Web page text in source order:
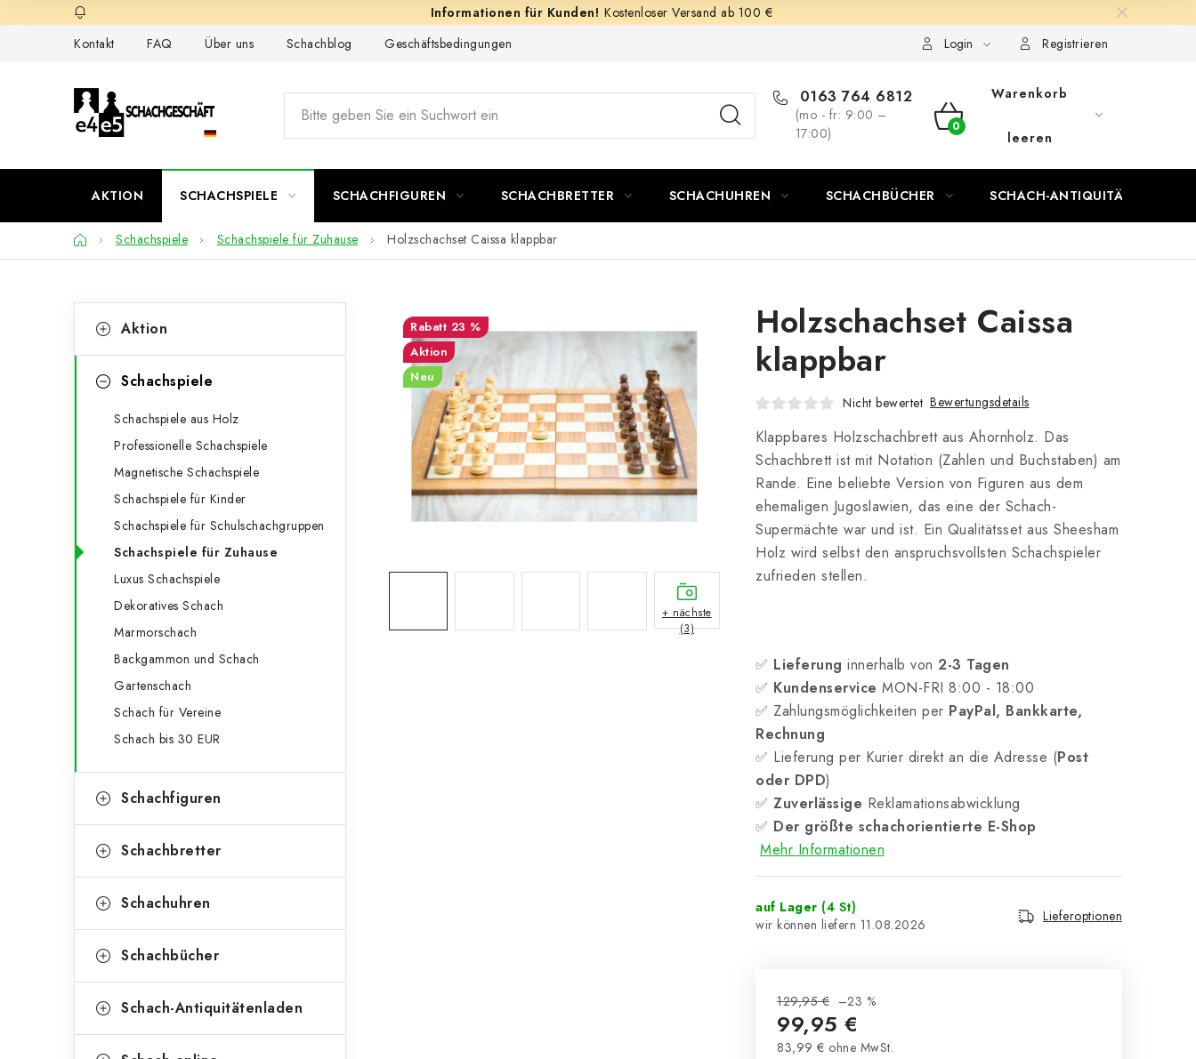
Inhalt
Kostenloser Versand ab 100 €
Kontakt
FAQ Über uns Schachblog Geschäftsbedingungen Login Registrieren
0163 764 6812
(mo - fr: 9:00 –
17:00)
WARENKORB
Warenkorb
leeren
AKTION SCHACHSPIELE SCHACHFIGUREN SCHACHBRETTER SCHACHUHREN SCHACHBÜCHER SCHACH-ANTIQUITÄTENLADEN
StartseiteSchachspiele Schachspiele für Zuhause Holzschachset Caissa klappbar
e
e
überspringen
a
e
Aktion
Schachspiele
Schachspiele aus Holz
Professionelle Schachspiele
Magnetische Schachspiele
Schachspiele für Kinder
Schachspiele für Schulschachgruppen
Schachspiele für Zuhause
Luxus Schachspiele
Dekoratives Schach
Marmorschach
Backgammon und Schach
Gartenschach
Schach für Vereine
Schach bis 30 EUR
Schachfiguren
Schachbretter
Schachuhren
Schachbücher
Schach-Antiquitätenladen
Holzschachset Caissa
klappbar
Nicht bewertet Bewertungsdetails
Klappbares Holzschachbrett aus Ahornholz. Das
Schachbrett ist mit Notation (Zahlen und Buchstaben) am
Rande. Eine beliebte Version von Figuren aus dem
ehemaligen Jugoslawien, das eine der Schach-
Supermächte war und ist. Ein Qualitätsset aus Sheesham
Holz wird selbst den anspruchsvollsten Schachspieler
zufrieden stellen.
✅ Lieferung innerhalb von 2-3 Tagen
✅ Kundenservice MON-FRI 8:00 - 18:00
✅ Zahlungsmöglichkeiten per PayPal, Bankkarte,
Rechnung
✅ Lieferung per Kurier direkt an die Adresse (Post
oder DPD)
✅ Zuverlässige Reklamationsabwicklung
✅ Der größte schachorientierte E-Shop
Mehr Informationen
auf Lager (4 St)
11.08.2026
Lieferoptionen
129,95 € –23 %
99,95 €
83,99 € ohne MwSt.
23 %
Aktion
Neu
+ nächste
(3)